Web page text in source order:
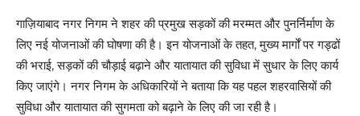
गाज़ियाबाद नगर निगम ने शहर की प्रमुख सड़कों की मरम्मत और पुनर्निर्माण के
लिए नई योजनाओं की घोषणा की है। इन योजनाओं के तहत, मुख्य मार्गों पर गड्ढों
की भराई, सड़कों की चौड़ाई बढ़ाने और यातायात की सुविधा में सुधार के लिए कार्य
किए जाएंगे। नगर निगम के अधिकारियों ने बताया कि यह पहल शहरवासियों की
सुविधा और यातायात की सुगमता को बढ़ाने के लिए की जा रही है।